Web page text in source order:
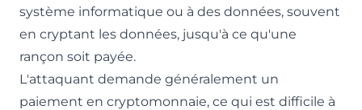
système informatique ou à des données, souvent
en cryptant les données, jusqu'à ce qu'une
rançon soit payée.
L'attaquant demande généralement un
paiement en cryptomonnaie, ce qui est difficile à